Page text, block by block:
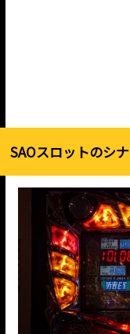
SAOスロットのシ